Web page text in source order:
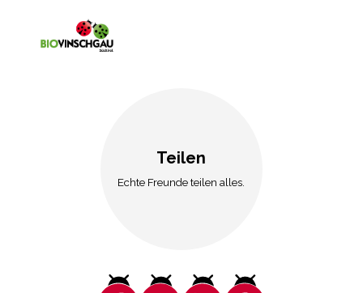
Teilen
Echte Freunde teilen alles.